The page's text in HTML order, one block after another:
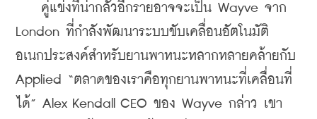
คู่แข่งที่น่ากลัวอีกรายอาจจะเป็น Wayve จาก
London ที่กำลังพัฒนาระบบขับเคลื่อนอัตโนมัติ
อเนกประสงค์สำหรับยานพาหนะหลากหลายคล้ายกับ
Applied “ตลาดของเราคือทุกยานพาหนะที่เคลื่อนที่
ได้” Alex Kendall CEO ของ Wayve กล่าว เขา